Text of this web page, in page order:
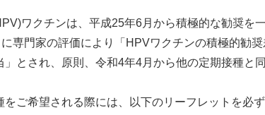
ワクチンは、 平成25年6月から積極的な勧奨を
専門家の評価により「HPVワクチンの積極的勧
」とされ、原則、令和4年4月から他の定期接種と
ご希望される際には、以下のリーフレットを必